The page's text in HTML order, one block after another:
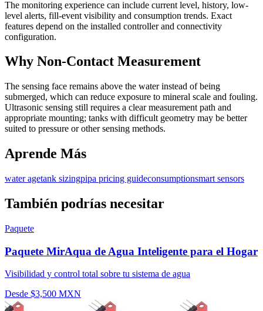
The monitoring experience can include current level, history, low-
level alerts, fill-event visibility and consumption trends. Exact
features depend on the installed controller and connectivity
configuration.
Why Non-Contact Measurement
The sensing face remains above the water instead of being
submerged, which can reduce exposure to mineral scale and fouling.
Ultrasonic sensing still requires a clear measurement path and
appropriate mounting; tanks with difficult geometry may be better
suited to pressure or other sensing methods.
Aprende Más
water agetank sizingpipa pricing guideconsumptionsmart sensors
También podrías necesitar
Paquete
Paquete MirAqua de Agua Inteligente para el Hogar
Visibilidad y control total sobre tu sistema de agua
Desde $3,500 MXN